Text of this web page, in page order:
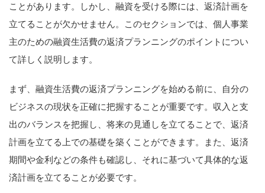
ことがあります。しかし、融資を受ける際には、返済計画を
立てることが欠かせません。このセクションでは、個人事業
主のための融資生活費の返済プランニングのポイントについ
て詳しく説明します。
まず、融資生活費の返済プランニングを始める前に、自分の
ビジネスの現状を正確に把握することが重要です。収入と支
出のバランスを把握し、将来の見通しを立てることで、返済
計画を立てる上での基礎を築くことができます。また、返済
期間や金利などの条件も確認し、それに基づいて具体的な返
済計画を立てることが必要です。